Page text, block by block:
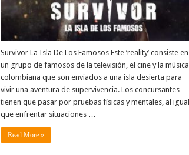
Survivor La Isla De Los Famosos Este ‘reality’ consiste en
un grupo de famosos de la televisión, el cine y la música
colombiana que son enviados a una isla desierta para
vivir una aventura de supervivencia. Los concursantes
tienen que pasar por pruebas físicas y mentales, al igual
que enfrentar situaciones …
Read More »